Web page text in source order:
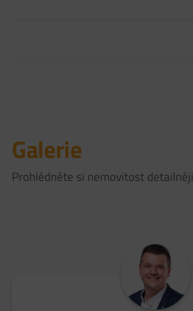
Galerie
Prohlédněte si nemovitost detailněji